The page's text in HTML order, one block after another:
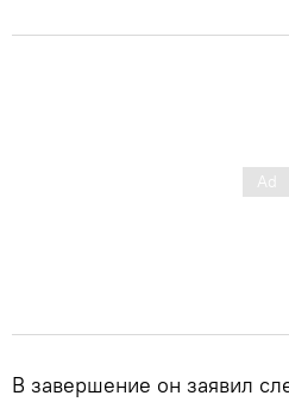
В завершение он заявил